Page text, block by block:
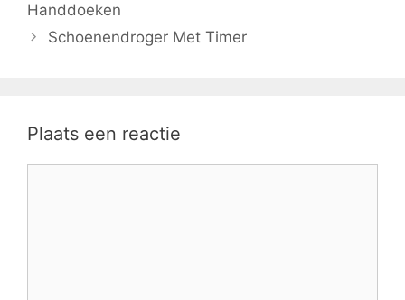
Handdoeken
Schoenendroger Met Timer
Plaats een reactie